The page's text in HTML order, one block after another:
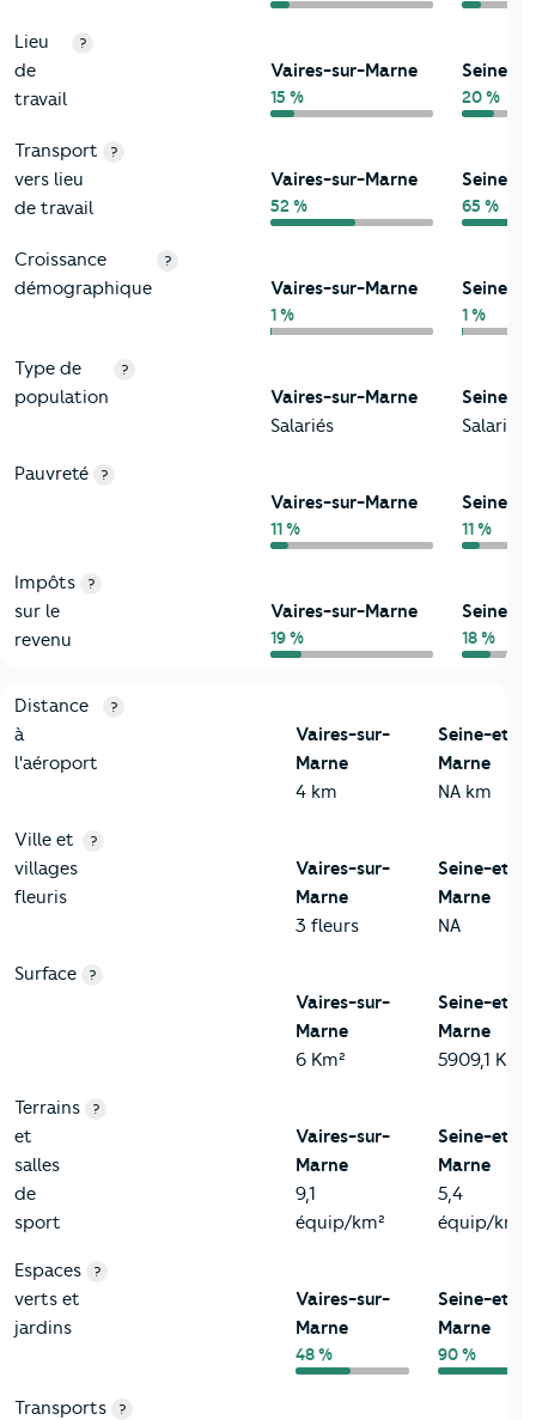
Lieu
de
travail
?
Vaires-sur-Marne
15 %
Seine-
20 %
Transport
vers lieu
de travail
?
Vaires-sur-Marne
52 %
Seine-
65 %
Croissance
démographique
?
Vaires-sur-Marne
1 %
Seine-
1 %
Type de
population
?
Vaires-sur-Marne
Salariés
Seine-
Salariés
Pauvreté ?
Vaires-sur-Marne
11 %
Seine-
11 %
Impôts
sur le
revenu
?
Vaires-sur-Marne
19 %
Seine-
18 %
3-Environnement
Critères Vaires-sur-Marne
Distance
à
l'aéroport
?
Vaires-sur-
Marne
4 km
Seine-et-
Marne
NA km
Ville et
villages
fleuris
?
Vaires-sur-
Marne
3 fleurs
Seine-et-
Marne
NA
Surface ?
Vaires-sur-
Marne
6 Km²
Seine-et-
Marne
5909,1 Km²
Terrains
et
salles
de
sport
?
Vaires-sur-
Marne
9,1
équip/km²
Seine-et-
Marne
5,4
équip/km²
Espaces
verts et
jardins
?
Vaires-sur-
Marne
48 %
Seine-et-
Marne
90 %
Transports ?